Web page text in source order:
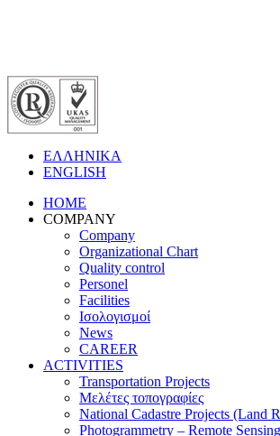
ΕΛΛΗΝΙΚΑ
ENGLISH
HOME
COMPANY
Company
Organizational Chart
Quality control
Personel
Facilities
Ισολογισμοί
News
CAREER
ACTIVITIES
Transportation Projects
Μελέτες τοπογραφίες
National Cadastre Projects (Land
Photogrammetry – Remote